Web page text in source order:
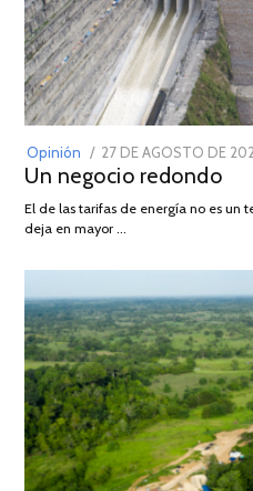
Opinión
POSTED
ON
27 DE AGOSTO DE
Un negocio redondo
El de las tarifas de energía no es un
deja en mayor …